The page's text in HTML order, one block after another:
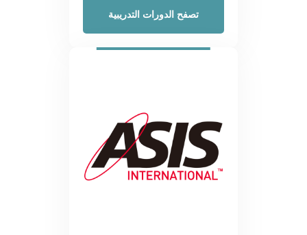
تصفح الدورات التدريبية